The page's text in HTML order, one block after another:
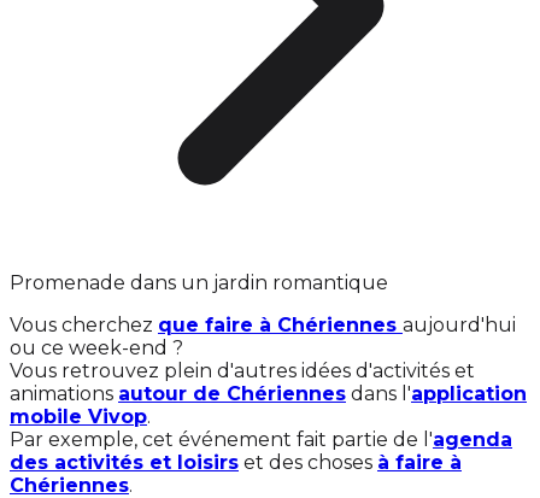
Promenade dans un jardin romantique
Vous cherchez que faire à Chériennes aujourd'hui
ou ce week-end ?
Vous retrouvez plein d'autres idées d'activités et
animations autour de Chériennes dans l'application
mobile Vivop.
Par exemple, cet événement fait partie de l'agenda
des activités et loisirs et des choses à faire à
Chériennes.